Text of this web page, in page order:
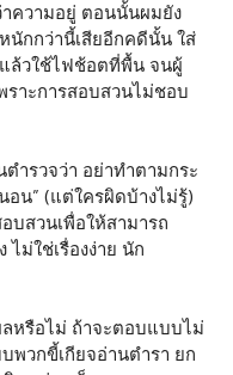
ความอยู่ ตอนนั้นผมยัง
นักกว่านี้เสียอีกคดีนั้น ใส่
ล้วใช้ไฟช้อตที่พื้น จนผู้
าะการสอบสวนไม่ชอบ
ำรวจว่า อย่าทำตามกระ
อน” (แต่ใครผิดบ้างไม่รู้)
บสวนเพื่อให้สามารถ
ม่ใช่เรื่องง่าย นัก
ลหรือไม่ ถ้าจะตอบแบบไม่
พวกขี้เกียจอ่านตำรา ยก